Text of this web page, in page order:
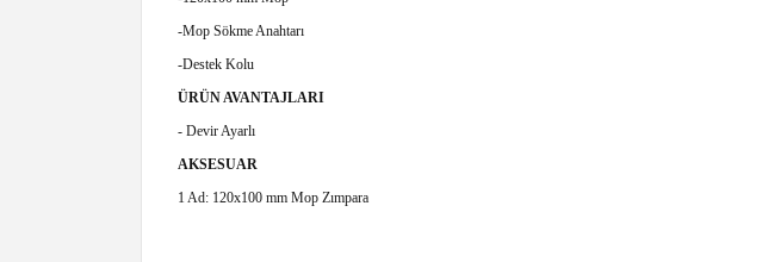
-Mop Sökme Anahtarı
-Destek Kolu
ÜRÜN AVANTAJLARI
- Devir Ayarlı
AKSESUAR
1 Ad: 120x100 mm Mop Zımpara